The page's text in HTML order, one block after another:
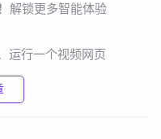
解锁更多智能体验
运行一个视频网页